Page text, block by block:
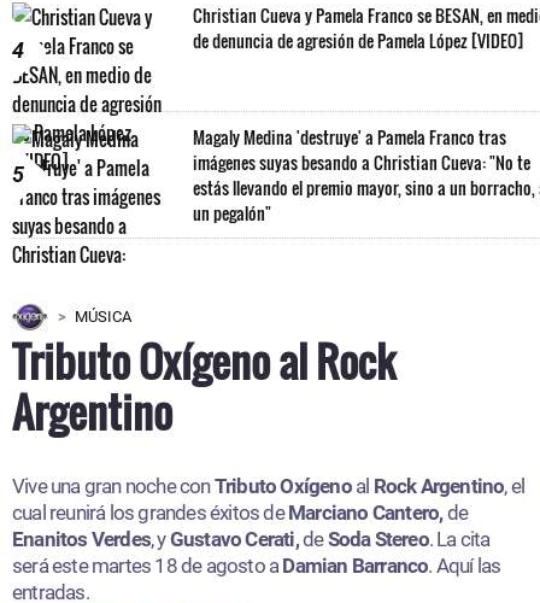
4
Christian Cueva y Pamela Franco se BESAN, en
de denuncia de agresión de Pamela López [VIDEO]
5
Magaly Medina 'destruye' a Pamela Franco tras
imágenes suyas besando a Christian Cueva: "No te
estás llevando el premio mayor, sino a un borracho,
un pegalón"
MÚSICA
Tributo Oxígeno al Rock
Argentino
Vive una gran noche conTributo Oxígenoal Rock Argentino, el
cual reunirá los grandes éxitos deMarciano Cantero,de
Enanitos Verdes, yGustavo Cerati,deSoda Stereo. La cita
será este martes 18 de agosto a Damian Barranco. Aquí las
entradas.​